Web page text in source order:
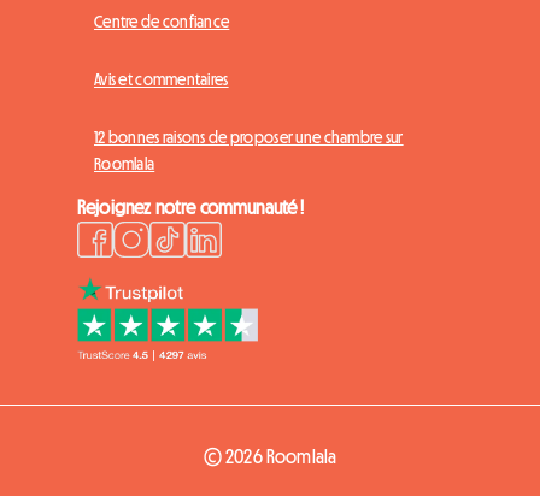
Centre de confiance
Avis et commentaires
12 bonnes raisons de proposer une chambre sur
Roomlala
Rejoignez notre communauté !
© 2026 Roomlala